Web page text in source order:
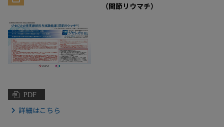
PDF
（関節リウマチ）
詳細はこちら